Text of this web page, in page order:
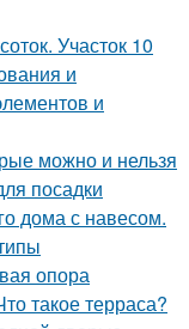
Участок 10
и
и
можно и нельзя
посадки
дома с навесом.
опора
такое терраса?